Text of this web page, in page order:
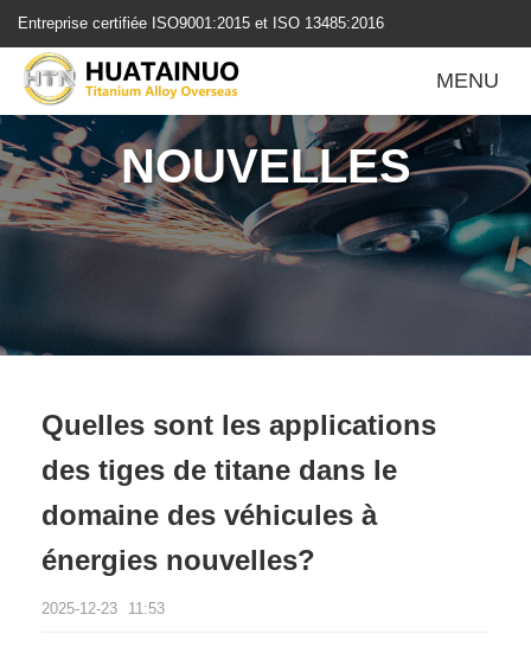
转
Entreprise certifiée ISO9001:2015 et ISO 13485:2016
MENU
NOUVELLES
Quelles sont les applications
des tiges de titane dans le
domaine des véhicules à
énergies nouvelles?
2025-12-23 11:53